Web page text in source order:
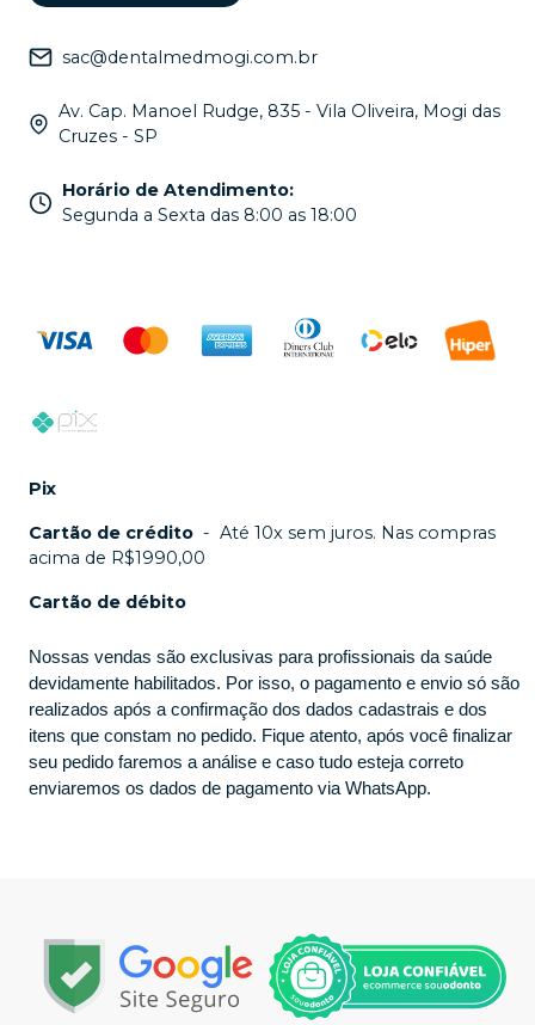
sac@dentalmedmogi.com.br
Av. Cap. Manoel Rudge, 835 - Vila Oliveira, Mogi das
Cruzes - SP
Horário de Atendimento:
Segunda a Sexta das 8:00 as 18:00
Pix
Cartão de crédito - Até 10x sem juros. Nas compras
acima de R$1990,00
Cartão de débito
Nossas vendas são exclusivas para profissionais da saúde
devidamente habilitados. Por isso, o pagamento e envio só são
realizados após a confirmação dos dados cadastrais e dos
itens que constam no pedido. Fique atento, após você finalizar
seu pedido faremos a análise e caso tudo esteja correto
enviaremos os dados de pagamento via WhatsApp.